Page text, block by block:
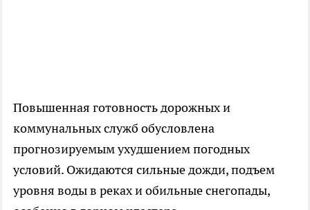
Повышенная готовность дорожных и
коммунальных служб обусловлена
прогнозируемым ухудшением погодных
условий. Ожидаются сильные дожди, подъем
уровня воды в реках и обильные снегопады,